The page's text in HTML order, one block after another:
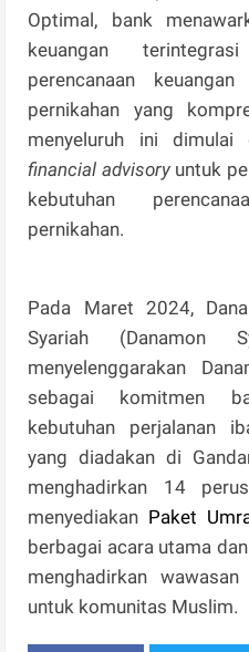
Optimal, bank
keuangan
perencanaan
pernikahan yang
menyeluruh ini dimulai
financial advisoryuntuk
kebutuhan
pernikahan.
Pada Maret 2024,
Syariah (Danamon
menyelenggarakan
sebagai komitmen
kebutuhan perjalanan
yang diadakan di
menghadirkan 14
menyediakan Paket
berbagai acara utama
menghadirkan
untuk komunitas Muslim.